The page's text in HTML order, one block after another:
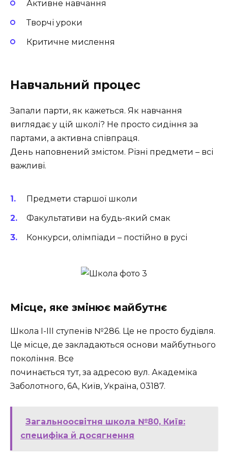
Активне навчання
Творчі уроки
Критичне мислення
Навчальний процес
Запали парти, як кажеться. Як навчання
виглядає у цій школі? Не просто сидіння за
партами, а активна співпраця.
День наповнений змістом. Різні предмети – всі
важливі.
Предмети старшої школи
Факультативи на будь-який смак
Конкурси, олімпіади – постійно в русі
Місце, яке змінює майбутнє
Школа І-ІІІ ступенів №286. Це не просто будівля.
Це місце, де закладаються основи майбутнього
покоління. Все
починається тут, за адресою вул. Академіка
Заболотного, 6А, Київ, Україна, 03187.
Загальноосвітня школа №80, Київ:
специфіка й досягнення